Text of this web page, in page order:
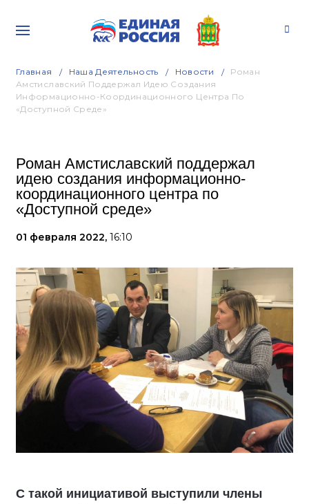
Главная Наша Деятельность Новости
Роман
Амстиславский Поддержал Идею Создания
Информационно-Координационного Центра По
«Доступной Среде»
Роман Амстиславский поддержал
идею создания информационно-
координационного центра по
«Доступной среде»
01 февраля 2022, 16:10
С такой инициативой выступили члены